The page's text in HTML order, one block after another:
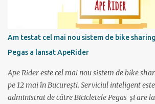
alergat la fiecare antrenament si ce timp ar
Consider ca este un program foarte bun mai
antrenor asa cum au sportivii profesionisti si
foarte simplu; se alterneaza antrenamente
antrenamente mai lungi, apoi din nou mai
obtinuti timpi mai buni, ceea ce fortifica
pentru a avansa apoi...
Am testat cel mai nou sistem de bike
Pegas a lansat ApeRider
Ape Rider este cel mai nou sistem de bike
pe 12 mai în București. Serviciul inteligent
administrat de către Bicicletele Pegas și are